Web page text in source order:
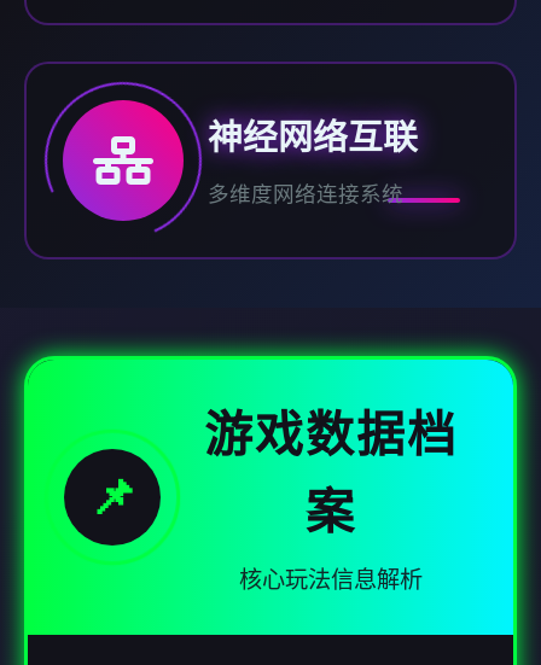
神经网络互联
多维度网络连接系统
📌
游戏数据档
案
核心玩法信息解析